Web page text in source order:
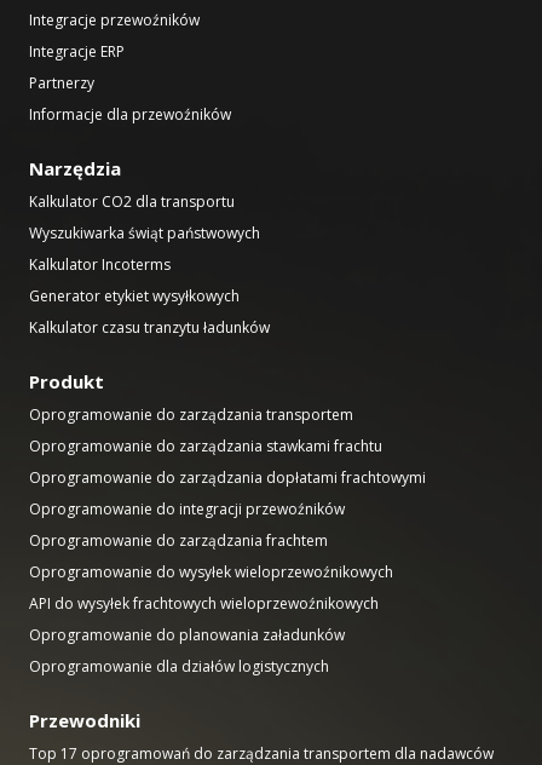
Integracje przewoźników
Integracje ERP
Partnerzy
Informacje dla przewoźników
Narzędzia
Kalkulator CO2 dla transportu
Wyszukiwarka świąt państwowych
Kalkulator Incoterms
Generator etykiet wysyłkowych
Kalkulator czasu tranzytu ładunków
Produkt
Oprogramowanie do zarządzania transportem
Oprogramowanie do zarządzania stawkami frachtu
Oprogramowanie do zarządzania dopłatami frachtowymi
Oprogramowanie do integracji przewoźników
Oprogramowanie do zarządzania frachtem
Oprogramowanie do wysyłek wieloprzewoźnikowych
API do wysyłek frachtowych wieloprzewoźnikowych
Oprogramowanie do planowania załadunków
Oprogramowanie dla działów logistycznych
Przewodniki
Top 17 oprogramowań do zarządzania transportem dla nadawców